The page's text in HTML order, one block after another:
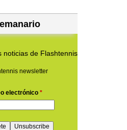
noticias de Flashtennis
newsletter
electrónico *